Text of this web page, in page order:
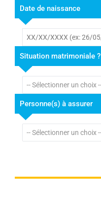
Date de naissance
Situation matrimoniale ?
Personne(s) à assurer